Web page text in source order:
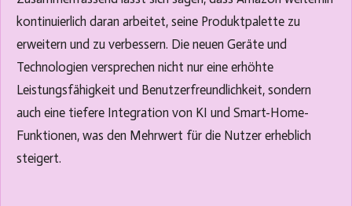
kontinuierlich daran arbeitet, seine Produktpalette zu
erweitern und zu verbessern. Die neuen Geräte und
Technologien versprechen nicht nur eine erhöhte
Leistungsfähigkeit und Benutzerfreundlichkeit, sondern
auch eine tiefere Integration von KI und Smart-Home-
Funktionen, was den Mehrwert für die Nutzer erheblich
steigert.